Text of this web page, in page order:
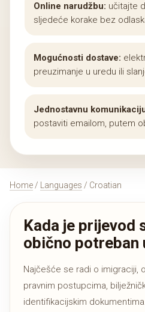
Online narudžbu: učitajte
sljedeće korake bez
Mogućnosti dostave:
preuzimanje u uredu ili
Jednostavnu
postaviti emailom, putem
Home / Languages / Croatian
Kada je prijevod
obično potreban
Najčešće se radi o imigraciji,
pravnim postupcima,
identifikacijskim